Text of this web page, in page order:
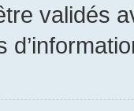
validés